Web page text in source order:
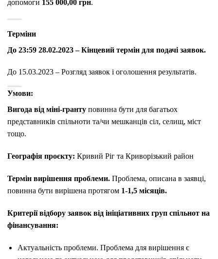
допомоги 155 000,00 грн.
Терміни
До 23:59 28.02.2023 – Кінцевий термін для подачі заявок.
До 15.03.2023 – Розгляд заявок і оголошення результатів.
Умови:
Вигода від міні-гранту повинна бути для багатьох
представників спільноти та/чи мешканців сіл, селищ, міст
тощо.
Географія проєкту: Кривий Ріг та Криворізький район
Термін вирішення проблеми. Проблема, описана в заявці,
повинна бути вирішена протягом 1-1,5 місяців.
Критерії відбору заявок від ініціативних груп спільнот на
фінансування:
Актуальність проблеми. Проблема для вирішення є